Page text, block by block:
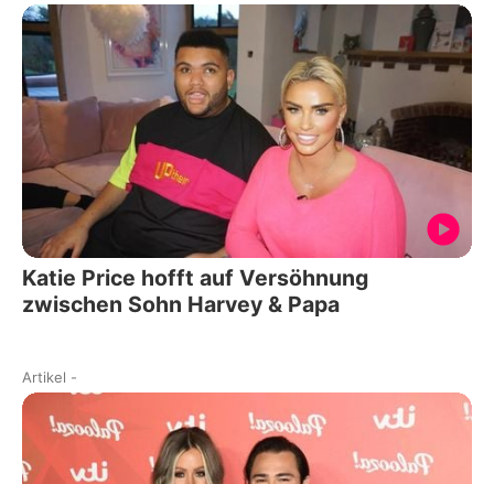
Katie Price hofft auf Versöhnung
zwischen Sohn Harvey & Papa
Artikel -